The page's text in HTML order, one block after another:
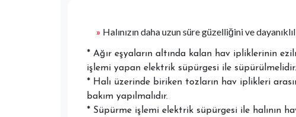
» Halınızın daha uzun süre güzelliğini ve
* Ağır eşyaların altında kalan hav ipliklerinin
işlemi yapan elektrik süpürgesi ile süpürülmelidir.
* Halı üzerinde biriken tozların hav iplikleri
bakım yapılmalıdır.
* Süpürme işlemi elektrik süpürgesi ile halının